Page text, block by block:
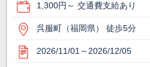
1,300円～ 交通費支給あり
呉服町（福岡県） 徒歩5分
2026/11/01～2026/12/05